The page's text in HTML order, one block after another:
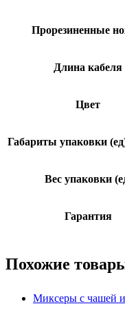
Прорезиненные
Длина кабеля
Цвет
Габариты упаковки
Вес упаковки
Гарантия
Похожие
Миксеры с чашей